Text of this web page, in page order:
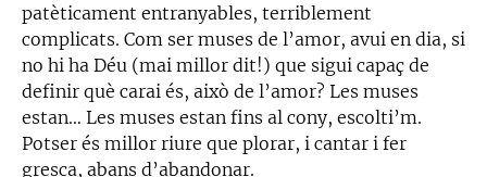
patèticament entranyables, terriblement
complicats. Com ser muses de l’amor, avui en dia, si
no hi ha Déu (mai millor dit!) que sigui capaç de
definir què carai és, això de l’amor? Les muses
estan… Les muses estan fins al cony, escolti’m.
Potser és millor riure que plorar, i cantar i fer
gresca, abans d’abandonar.